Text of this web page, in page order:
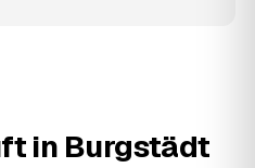
in Burgstädt